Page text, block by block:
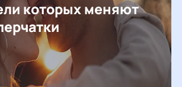
которых меняют